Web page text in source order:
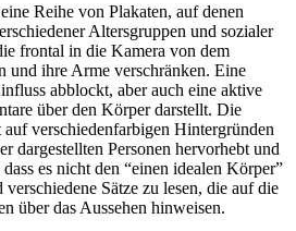
Reihe von Plakaten, auf denen
Altersgruppen und sozialer
frontal in die Kamera von dem
und ihre Arme verschränken. Eine
abblockt, aber auch eine aktive
über den Körper darstellt. Die
verschiedenfarbigen Hintergründen
dargestellten Personen hervorhebt und
es nicht den “einen idealen Körper”
Sätze zu lesen, die auf die
über das Aussehen hinweisen.